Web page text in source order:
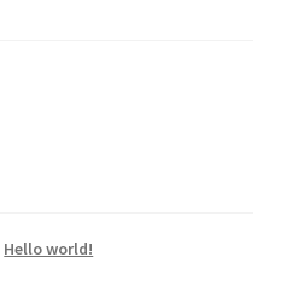
Hello world!